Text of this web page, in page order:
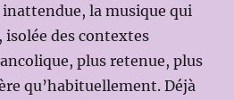
inattendue, la musique qui
des contextes
plus retenue, plus
qu’habituellement. Déjà